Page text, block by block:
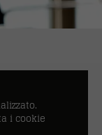
i cookie